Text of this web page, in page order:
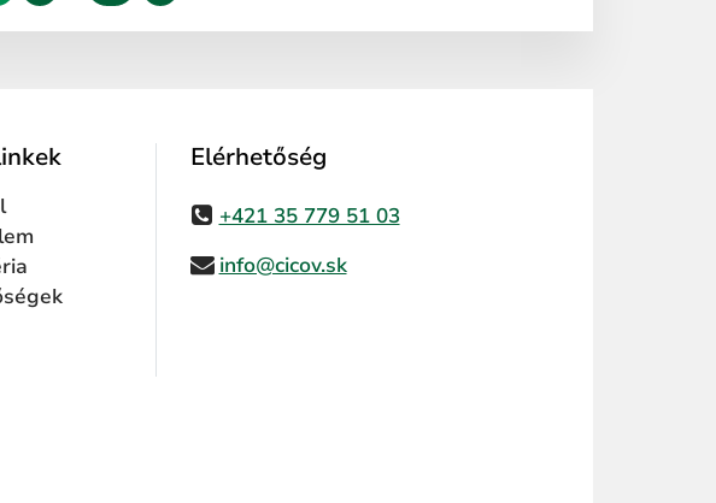
Elérhetőség
+421 35 779 51 03
info@cicov.sk